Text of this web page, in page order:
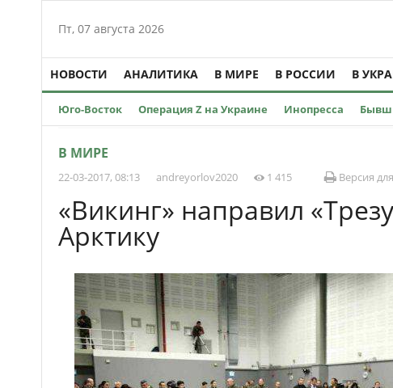
Пт, 07 августа 2026
НОВОСТИ АНАЛИТИКА В МИРЕ В РОССИИ В
Юго-Восток Операция Z на Украине Инопресса
В МИРЕ
22-03-2017, 08:13 andreyorlov2020 1 415 Версия
«Викинг» направил
Арктику